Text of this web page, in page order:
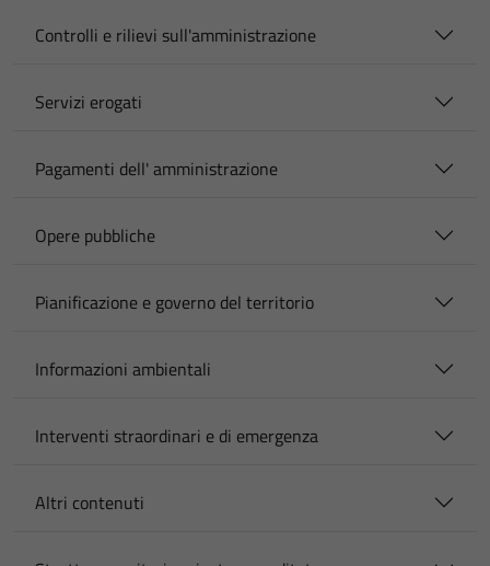
Controlli e rilievi sull'amministrazione
Servizi erogati
Pagamenti dell' amministrazione
Opere pubbliche
Pianificazione e governo del territorio
Informazioni ambientali
Interventi straordinari e di emergenza
Altri contenuti